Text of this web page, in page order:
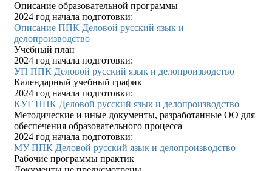
Описание образовательной программы
2024 год начала подготовки:
Описание ППК Деловой русский язык и
делопроизводство
Учебный план
2024 год начала подготовки:
УП ППК Деловой русский язык и делопроизводство
Календарный учебный график
2024 год начала подготовки:
КУГ ППК Деловой русский язык и делопроизводство
Методические и иные документы, разработанные ОО для
обеспечения образовательного процесса
2024 год начала подготовки:
МУ ППК Деловой русский язык и делопроизводство
Рабочие программы практик